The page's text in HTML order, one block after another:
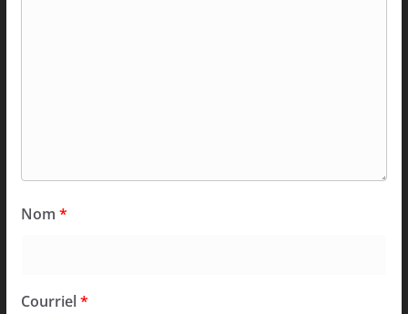
Nom *
Courriel*